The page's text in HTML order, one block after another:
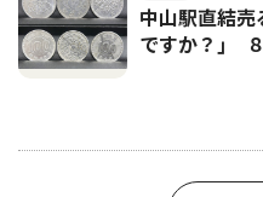
中山駅直結
ですか？｣